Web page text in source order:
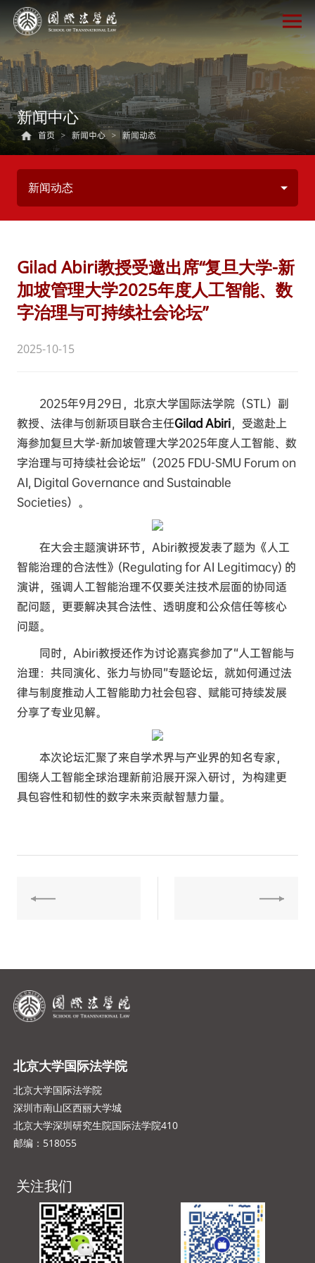
新闻中心
首页 > 新闻中心 > 新闻动态
新闻动态
Gilad Abiri教授受邀出席“复旦大学-新
加坡管理大学2025年度人工智能、数
字治理与可持续社会论坛”
2025-10-15
2025年9月29日，北京大学国际法学院（STL）副
教授、法律与创新项目联合主任Gilad Abiri，受邀赴上
海参加复旦大学-新加坡管理大学2025年度人工智能、数
字治理与可持续社会论坛”（2025 FDU-SMU Forum on
AI, Digital Governance and Sustainable
Societies）。
在大会主题演讲环节，Abiri教授发表了题为《人工
智能治理的合法性》(Regulating for AI Legitimacy) 的
演讲，强调人工智能治理不仅要关注技术层面的协同适
配问题，更要解决其合法性、透明度和公众信任等核心
问题。
同时，Abiri教授还作为讨论嘉宾参加了“人工智能与
治理：共同演化、张力与协同”专题论坛，就如何通过法
律与制度推动人工智能助力社会包容、赋能可持续发展
分享了专业见解。
本次论坛汇聚了来自学术界与产业界的知名专家，
围绕人工智能全球治理新前沿展开深入研讨，为构建更
具包容性和韧性的数字未来贡献智慧力量。
北京大学国际法学院
北京大学国际法学院
深圳市南山区西丽大学城
北京大学深圳研究生院国际法学院410
邮编：518055
关注我们